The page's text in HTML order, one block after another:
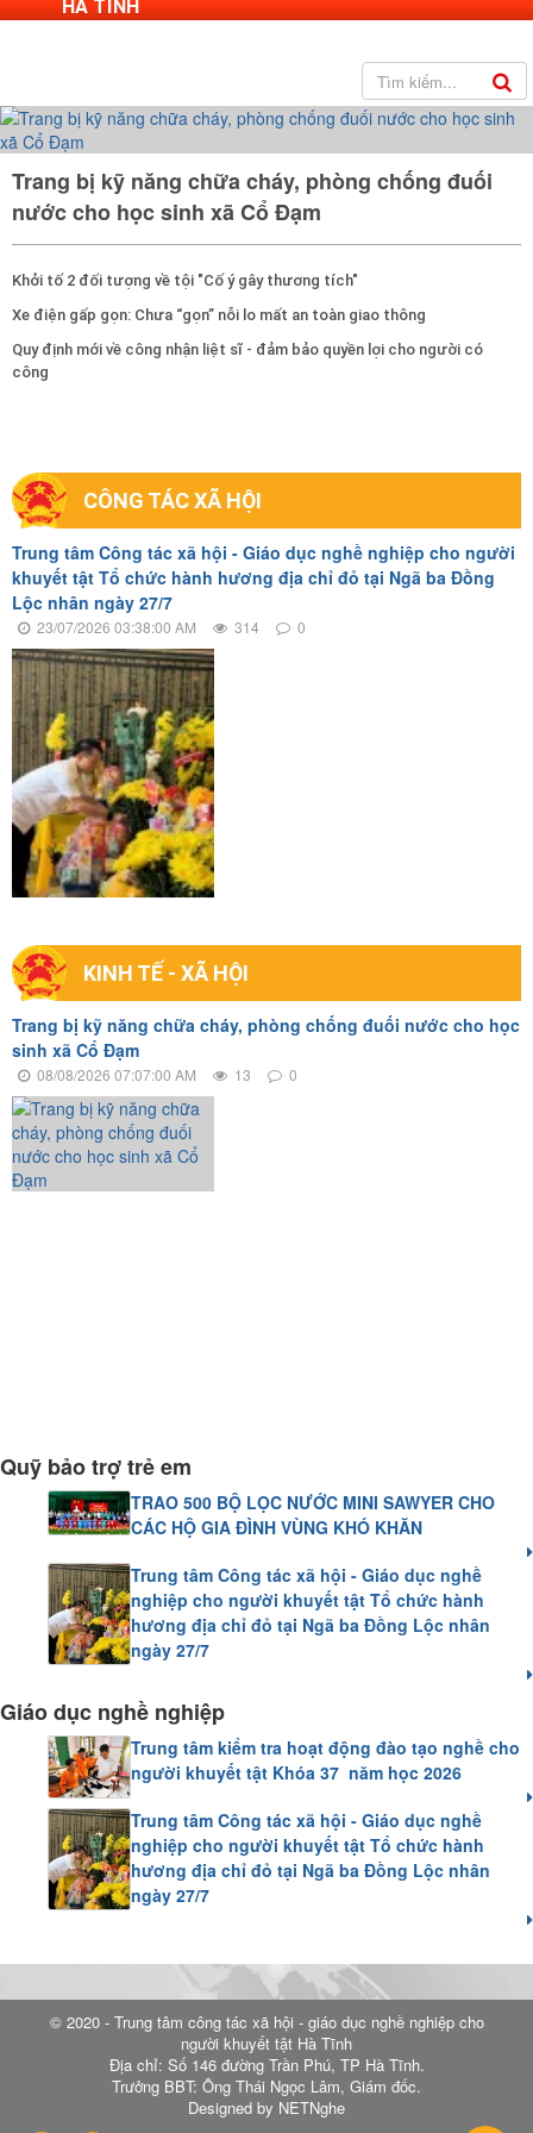
HÀ TĨNH
Trang bị kỹ năng chữa cháy, phòng chống đuối
nước cho học sinh xã Cổ Đạm
Khởi tố 2 đối tượng về tội "Cố ý gây thương tích"
Xe điện gấp gọn: Chưa “gọn” nỗi lo mất an toàn giao thông
Quy định mới về công nhận liệt sĩ - đảm bảo quyền lợi cho người có
công
CÔNG TÁC XÃ HỘI
Trung tâm Công tác xã hội - Giáo dục nghề nghiệp cho người
khuyết tật Tổ chức hành hương địa chỉ đỏ tại Ngã ba Đồng
Lộc nhân ngày 27/7
23/07/2026 03:38:00 AM 314 0
KINH TẾ - XÃ HỘI
Trang bị kỹ năng chữa cháy, phòng chống đuối nước cho học
sinh xã Cổ Đạm
08/08/2026 07:07:00 AM 13 0
Quỹ bảo trợ trẻ em
TRAO 500 BỘ LỌC NƯỚC MINI SAWYER CHO
CÁC HỘ GIA ĐÌNH VÙNG KHÓ KHĂN
Trung tâm Công tác xã hội - Giáo dục nghề
nghiệp cho người khuyết tật Tổ chức hành
hương địa chỉ đỏ tại Ngã ba Đồng Lộc nhân
ngày 27/7
Giáo dục nghề nghiệp
Trung tâm kiểm tra hoạt động đào tạo nghề cho
người khuyết tật Khóa 37 năm học 2026
Trung tâm Công tác xã hội - Giáo dục nghề
nghiệp cho người khuyết tật Tổ chức hành
hương địa chỉ đỏ tại Ngã ba Đồng Lộc nhân
ngày 27/7
© 2020 - Trung tâm công tác xã hội - giáo dục nghề nghiệp cho
người khuyết tật Hà Tĩnh
Địa chỉ: Số 146 đường Trần Phú, TP Hà Tĩnh.
Trưởng BBT: Ông Thái Ngọc Lâm, Giám đốc.
Designed by NETNghe